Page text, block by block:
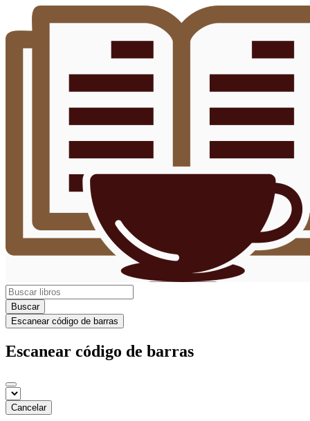
Buscar
Escanear código de barras
Escanear código de barras
Cancelar